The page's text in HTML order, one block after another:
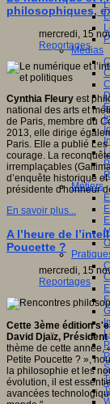
Médias
Métiers
philosophiques,
mercredi, 15
Reportages
Cynthia Fleury est
national des arts et
de Paris, membre du
2013, elle dirige
Paris. Elle a publié
courage. La
irremplaçables
d’enquête historique
présidente d'honneur
En savoir plus...
A l’heure de
Poucette ?
mercredi, 15
Reportages
Cette 3ème édition
David Djaïz,
thème de cette année,
Petite Poucette ? »,
la philosophie et les
évolution, il est
avancées